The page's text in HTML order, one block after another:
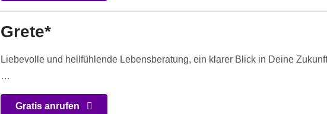
Grete*
Liebevolle und hellfühlende Lebensberatung, ein klarer Blick in Deine
…
Gratis anrufen